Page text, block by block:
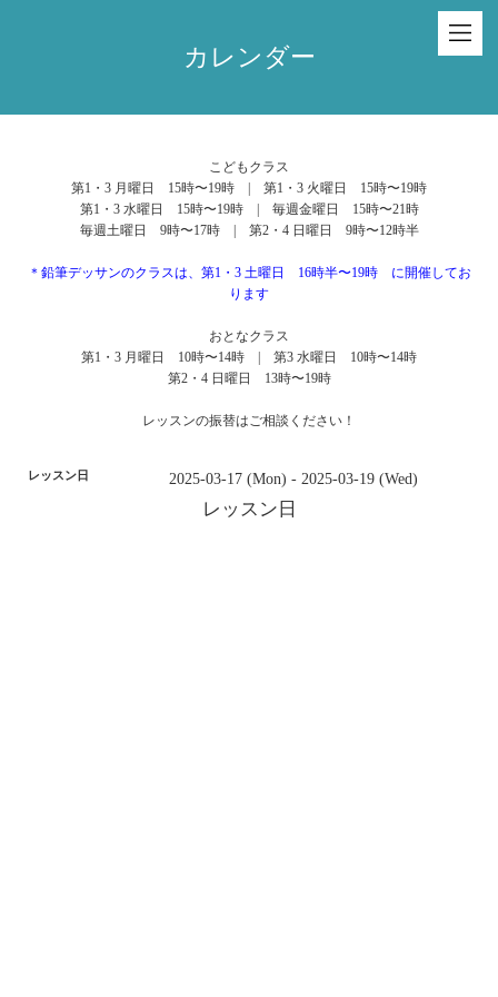
カレンダー
こどもクラス
第1・3 月曜日 15時〜19時 | 第1・3 火曜日 15時〜19時
第1・3 水曜日 15時〜19時 | 毎週金曜日 15時〜21時
毎週土曜日 9時〜17時 | 第2・4 日曜日 9時〜12時半
＊鉛筆デッサンのクラスは、第1・3 土曜日 16時半〜19時 に開催してお
ります
おとなクラス
第1・3 月曜日 10時〜14時 | 第3 水曜日 10時〜14時
第2・4 日曜日 13時〜19時
レッスンの振替はご相談ください！
レッスン日 2025-03-17 (Mon) - 2025-03-19 (Wed)
レッスン日